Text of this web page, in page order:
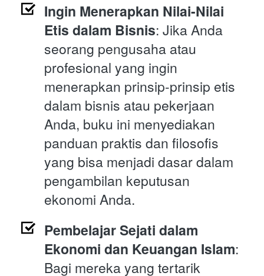
Ingin Menerapkan Nilai-Nilai
Etis dalam Bisnis: Jika Anda
seorang pengusaha atau
profesional yang ingin
menerapkan prinsip-prinsip etis
dalam bisnis atau pekerjaan
Anda, buku ini menyediakan
panduan praktis dan filosofis
yang bisa menjadi dasar dalam
pengambilan keputusan
ekonomi Anda.
Pembelajar Sejati dalam
Ekonomi dan Keuangan Islam:
Bagi mereka yang tertarik